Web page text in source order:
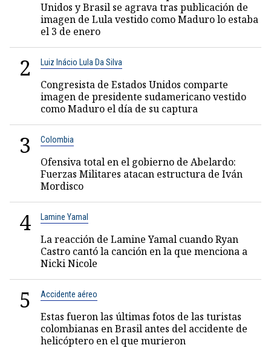
Unidos y Brasil se agrava tras publicación de
imagen de Lula vestido como Maduro lo estaba
el 3 de enero
2 Luiz Inácio Lula Da Silva
Congresista de Estados Unidos comparte
imagen de presidente sudamericano vestido
como Maduro el día de su captura
3 Colombia
Ofensiva total en el gobierno de Abelardo:
Fuerzas Militares atacan estructura de Iván
Mordisco
4 Lamine Yamal
La reacción de Lamine Yamal cuando Ryan
Castro cantó la canción en la que menciona a
Nicki Nicole
5 Accidente aéreo
Estas fueron las últimas fotos de las turistas
colombianas en Brasil antes del accidente de
helicóptero en el que murieron